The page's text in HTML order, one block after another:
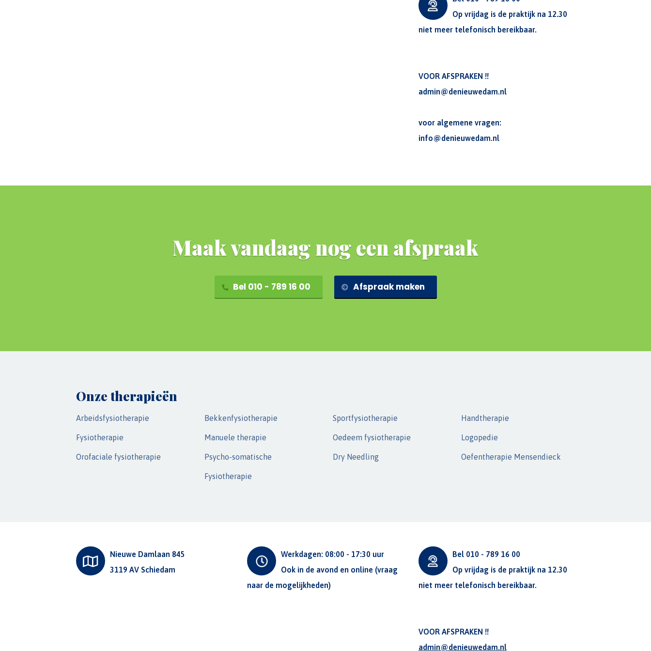
Op vrijdag is de praktijk na 12.30
niet meer telefonisch bereikbaar.
VOOR AFSPRAKEN !!
admin@denieuwedam.nl
voor algemene vragen:
info@denieuwedam.nl
Maak vandaag nog een afspraak
Bel 010 - 789 16 00 Afspraak maken
Onze therapieën
Arbeidsfysiotherapie
Fysiotherapie
Orofaciale fysiotherapie
Bekkenfysiotherapie
Manuele therapie
Psycho-somatische
Fysiotherapie
Sportfysiotherapie
Oedeem fysiotherapie
Dry Needling
Handtherapie
Logopedie
Oefentherapie Mensendieck
Nieuwe Damlaan 845
3119 AV Schiedam
Werkdagen: 08:00 - 17:30 uur
Ook in de avond en online (vraag
naar de mogelijkheden)
Bel 010 - 789 16 00
Op vrijdag is de praktijk na 12.30
niet meer telefonisch bereikbaar.
VOOR AFSPRAKEN !!
admin@denieuwedam.nl